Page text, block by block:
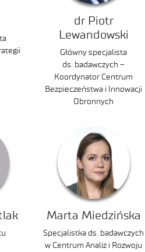
dr Piotr
Lewandowski
Główny specjalista
ds. badawczych –
Koordynator Centrum
Bezpieczeństwa i Innowacji
Obronnych
Marta Miedzińska
Specjalistka ds. badawczych
w Centrum Analiz i Rozwoju